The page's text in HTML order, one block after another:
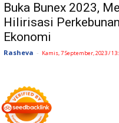
Buka Bunex 2023,
Hilirisasi
Ekonomi
Rasheva - Kamis, 7 September, 2023 /